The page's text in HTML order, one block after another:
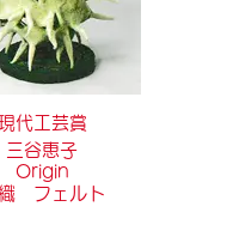
現代工芸賞
三谷恵子
Origin
フェルト